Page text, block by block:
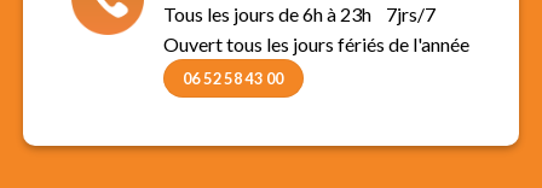
Tous les jours de 6h à 23h 7jrs/7
Ouvert tous les jours fériés de l'année
06 52 58 43 00